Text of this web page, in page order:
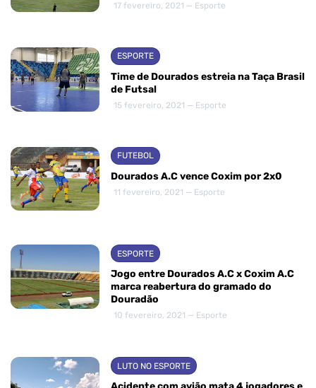
17 fevereiro, 2021 — Esporte
ESPORTE
Time de Dourados estreia na Taça Brasil
de Futsal
15 fevereiro, 2021 — Esporte
FUTEBOL
Dourados A.C vence Coxim por 2x0
11 fevereiro, 2021 — Esporte
ESPORTE
Jogo entre Dourados A.C x Coxim A.C
marca reabertura do gramado do
Douradão
10 fevereiro, 2021 — Esporte
LUTO NO ESPORTE